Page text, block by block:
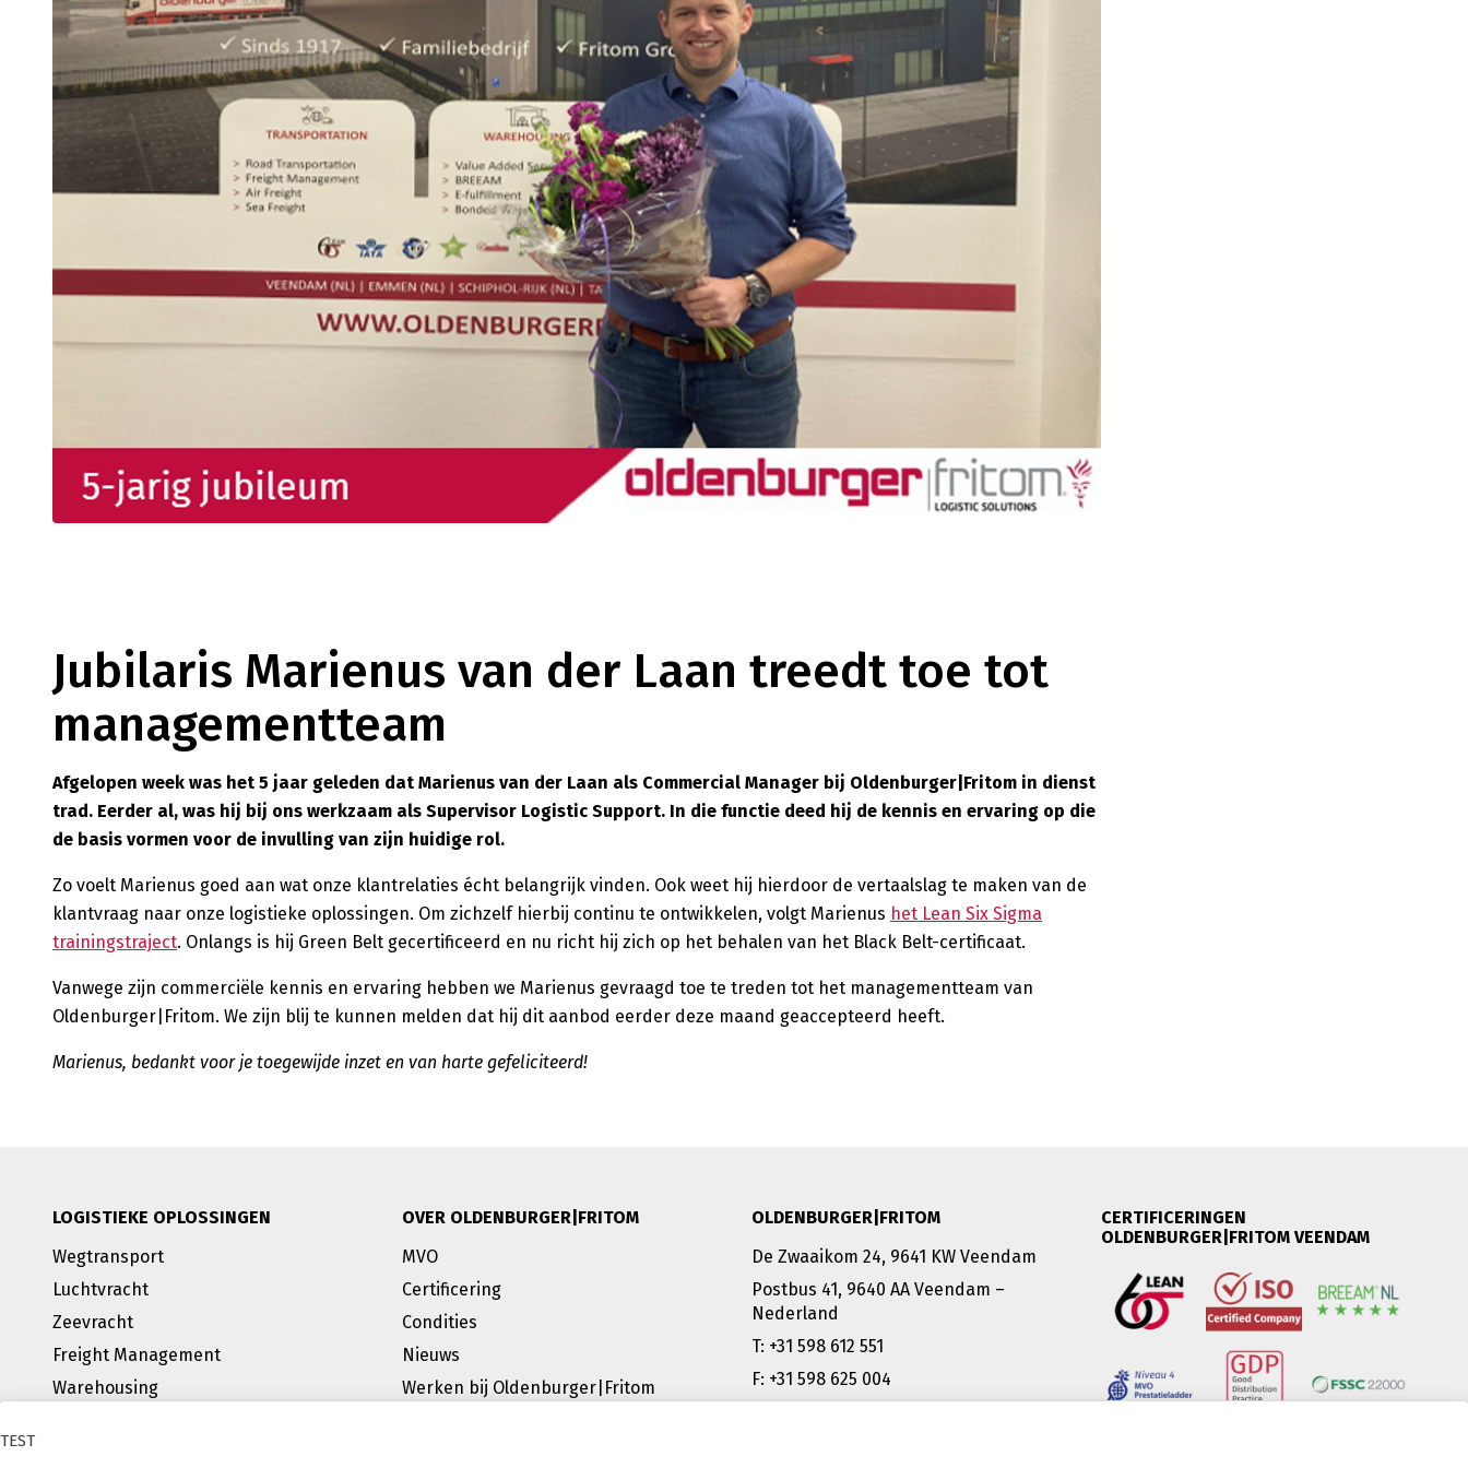
TEST
Jubilaris Marienus van der Laan treedt toe tot
managementteam
Afgelopen week was het 5 jaar geleden dat Marienus van der Laan als Commercial Manager bij Oldenburger|Fritom in dienst
trad. Eerder al, was hij bij ons werkzaam als Supervisor Logistic Support. In die functie deed hij de kennis en ervaring op die
de basis vormen voor de invulling van zijn huidige rol.
Zo voelt Marienus goed aan wat onze klantrelaties écht belangrijk vinden. Ook weet hij hierdoor de vertaalslag te maken van de
klantvraag naar onze logistieke oplossingen. Om zichzelf hierbij continu te ontwikkelen, volgt Marienus het Lean Six Sigma
trainingstraject. Onlangs is hij Green Belt gecertificeerd en nu richt hij zich op het behalen van het Black Belt-certificaat.
Vanwege zijn commerciële kennis en ervaring hebben we Marienus gevraagd toe te treden tot het managementteam van
Oldenburger|Fritom. We zijn blij te kunnen melden dat hij dit aanbod eerder deze maand geaccepteerd heeft.
Marienus, bedankt voor je toegewijde inzet en van harte gefeliciteerd!
LOGISTIEKE OPLOSSINGEN
Wegtransport
Luchtvracht
Zeevracht
Freight Management
Warehousing
OVER OLDENBURGER|FRITOM
MVO
Certificering
Condities
Nieuws
Werken bij Oldenburger|Fritom
OLDENBURGER|FRITOM
De Zwaaikom 24, 9641 KW Veendam
Postbus 41, 9640 AA Veendam –
Nederland
T: +31 598 612 551
F: +31 598 625 004
CERTIFICERINGEN
OLDENBURGER|FRITOM VEENDAM